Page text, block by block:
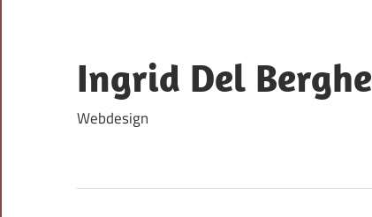
content
Ingrid Del Berghe
Webdesign